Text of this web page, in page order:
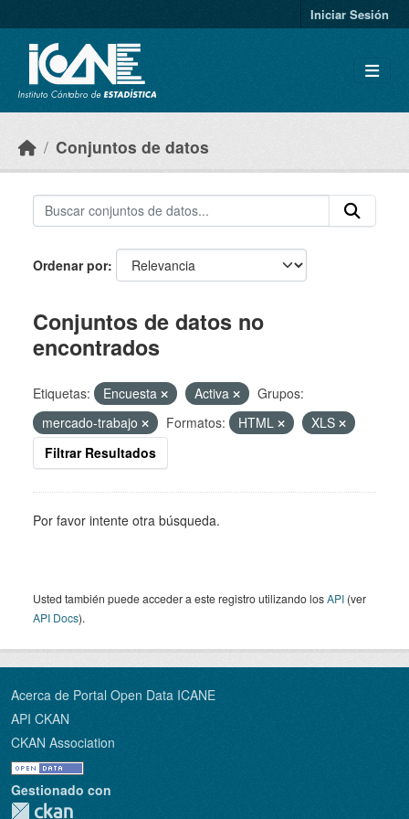
Iniciar Sesión
Conjuntos de datos
Ordenar por
Conjuntos de datos no
encontrados
Etiquetas: Encuesta Activa
Grupos:
mercado-trabajo
Formatos: HTML
XLS
Filtrar Resultados
Por favor intente otra búsqueda.
Usted también puede acceder a este registro utilizando losAPI (ver
API Docs).
Acerca de Portal Open Data ICANE
API CKAN
CKAN Association
Gestionado con